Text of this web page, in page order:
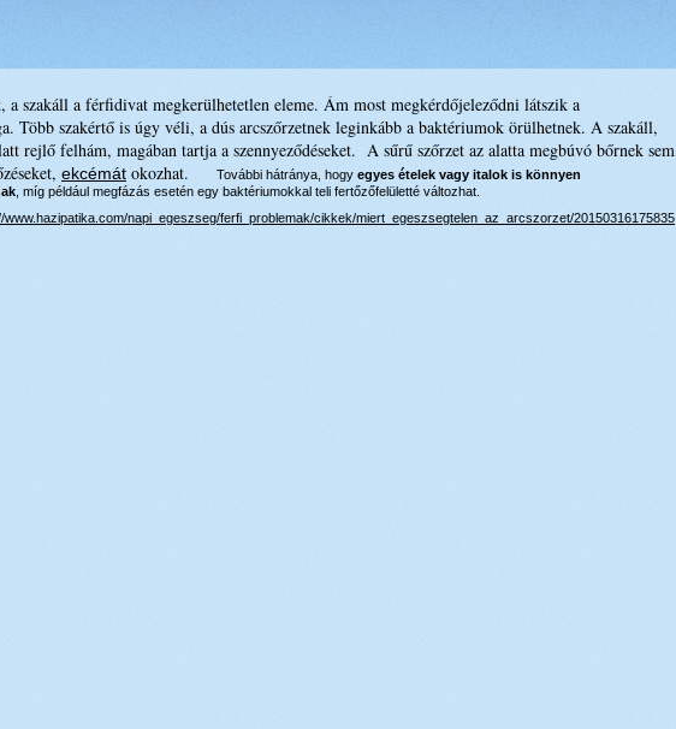
a szakáll a férfidivat megkerülhetetlen eleme. Ám most megkérdőjeleződni látszik a
Több szakértő is úgy véli, a dús arcszőrzetnek leginkább a baktériumok örülhetnek. A szakáll,
rejlő felhám, magában tartja a szennyeződéseket. A sűrű szőrzet az alatta megbúvó bőrnek sem
ekcémát okozhat. További hátránya, hogy egyes ételek vagy italok is könnyen
, míg például megfázás esetén egy baktériumokkal teli fertőzőfelületté változhat.
www.hazipatika.com/napi_egeszseg/ferfi_problemak/cikkek/miert_egeszsegtelen_az_arcszorzet/20150316175835